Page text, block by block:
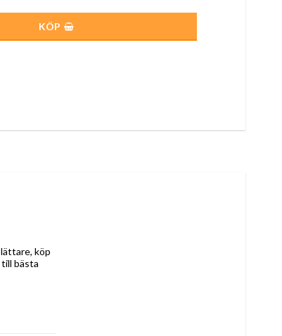
KÖP
till bästa